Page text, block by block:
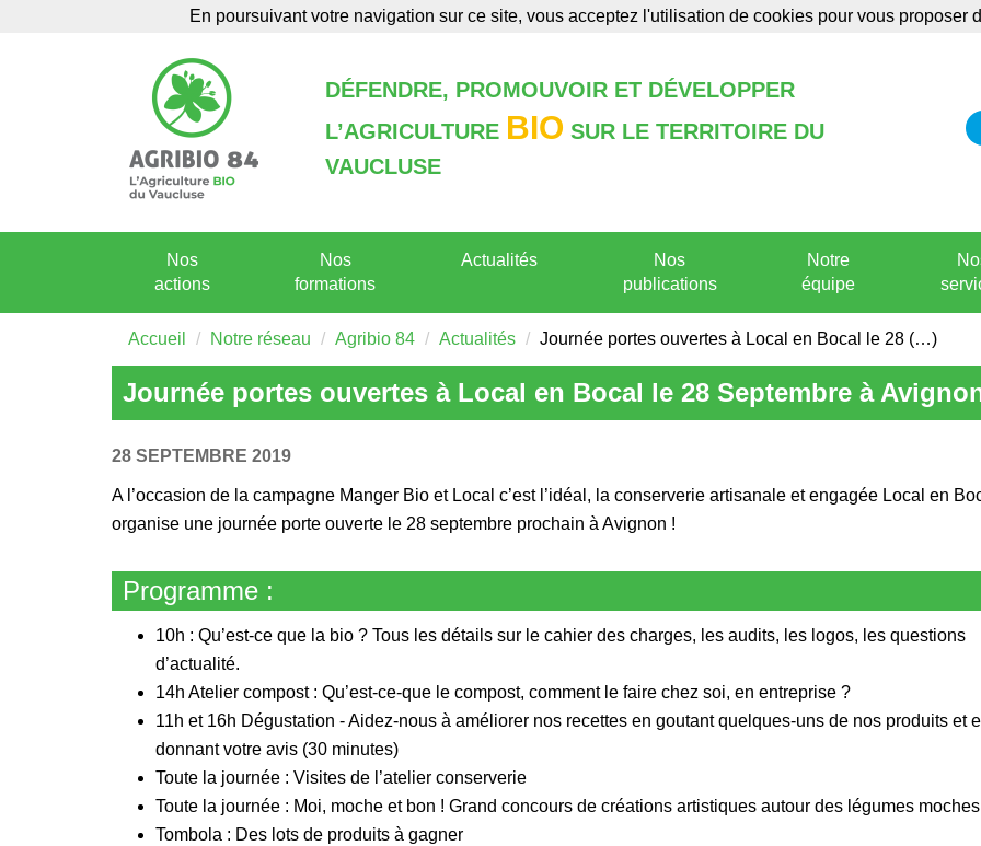
Agenda Annuaire Annonces Formations Publications
DÉFENDRE, PROMOUVOIR ET DÉVELOPPER
L’AGRICULTURE BIO SUR LE TERRITOIRE DU
VAUCLUSE
Nos
actions
Nos
formations
Actualités
Nos
publications
Notre
équipe
Accueil Notre réseau Agribio 84 Actualités Journée portes ouvertes à Local en Bocal le 28 (…)
Journée portes ouvertes à Local en Bocal le 28 Septembre à
28 SEPTEMBRE 2019
A l’occasion de la campagne Manger Bio et Local c’est l’idéal, la conserverie artisanale et engagée Local en
organise une journée porte ouverte le 28 septembre prochain à Avignon !
Programme :
10h : Qu’est-ce que la bio ? Tous les détails sur le cahier des charges, les audits, les logos, les questions
d’actualité.
14h Atelier compost : Qu’est-ce-que le compost, comment le faire chez soi, en entreprise ?
11h et 16h Dégustation - Aidez-nous à améliorer nos recettes en goutant quelques-uns de nos produits et
donnant votre avis (30 minutes)
Toute la journée : Visites de l’atelier conserverie
Toute la journée : Moi, moche et bon ! Grand concours de créations artistiques autour des légumes
Tombola : Des lots de produits à gagner
En poursuivant votre navigation sur ce site, vous acceptez l'utilisation de cookies pour vous proposer